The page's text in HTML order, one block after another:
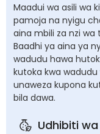
Maadui wa asili wa
pamoja na nyigu
aina mbili za nzi
Baadhi ya aina ya
wadudu hawa
kutoka kwa
unaweza kupona
bila dawa.
Udhibiti